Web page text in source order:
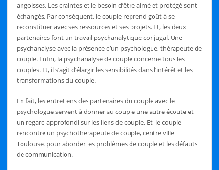
angoisses. Les craintes et le besoin d’être aimé et protégé sont
échangés. Par conséquent, le couple reprend goût à se
reconstituer avec ses ressources et ses projets. Et, les deux
partenaires font un travail psychanalytique conjugal. Une
psychanalyse avec la présence d’un psychologue, thérapeute de
couple. Enfin, la psychanalyse de couple concerne tous les
couples. Et, il s’agit d’élargir les sensibilités dans l’intérêt et les
transformations du couple.
En fait, les entretiens des partenaires du couple avec le
psychologue servent à donner au couple une autre écoute et
un regard approfondi sur les liens de couple. Et, le couple
rencontre un psychotherapeute de couple, centre ville
Toulouse, pour aborder les problèmes de couple et les défauts
de communication.